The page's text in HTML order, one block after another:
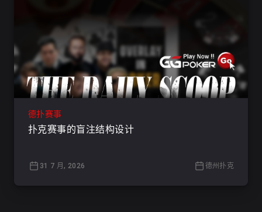
德扑赛事
扑克赛事的盲注结构设计
31 7 月, 2026 德州扑克